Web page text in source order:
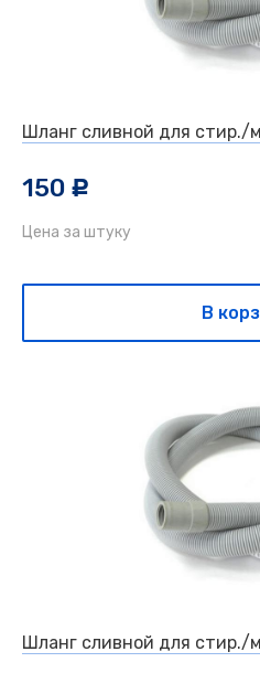
Шланг сливной для стир./
150 c
Цена за штуку
В
Шланг сливной для стир./